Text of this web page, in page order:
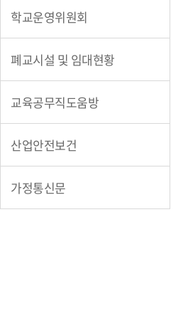
학교운영위원회
폐교시설 및 임대현황
교육공무직도움방
산업안전보건
가정통신문